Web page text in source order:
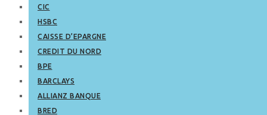
CIC
HSBC
CAISSE D’EPARGNE
CREDIT DU NORD
BPE
BARCLAYS
ALLIANZ BANQUE
BRED